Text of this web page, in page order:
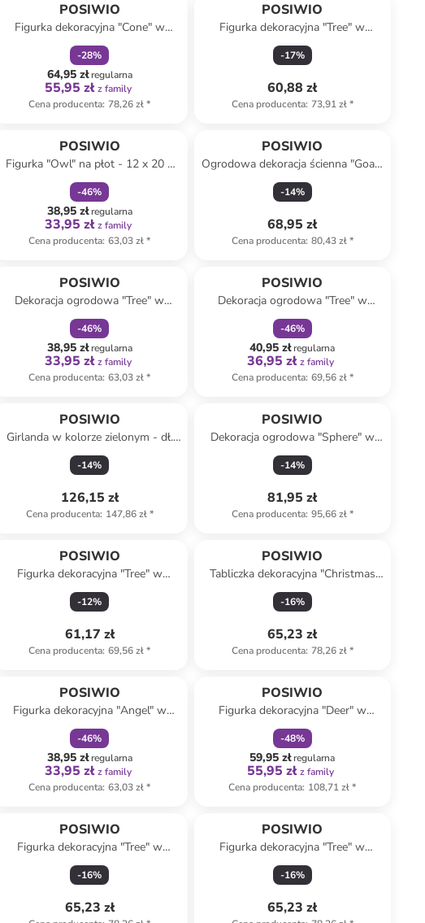
POSIWIO
Figurka dekoracyjna "Cone" w
kolorze szarym - 18,5 x 12 x 12 cm
-28%
64,95 złregularna
55,95 zł z family
Cena producenta: 78,26 zł*
POSIWIO
Figurka dekoracyjna "Tree" w
kolorze czerwonym - 17 x 28 x 5
cm
-17%
60,88 zł
Cena producenta: 73,91 zł*
POSIWIO
Figurka "Owl" na płot - 12 x 20 x
10 cm (produkt niespodzianka)
-46%
38,95 złregularna
33,95 zł z family
Cena producenta: 63,03 zł*
POSIWIO
Ogrodowa dekoracja ścienna "Goat"
w kolorze czarnym - 20 x 35 x 3 cm
-14%
68,95 zł
Cena producenta: 80,43 zł*
POSIWIO
Dekoracja ogrodowa "Tree" w
kolorze jasnobrązowym - 28 x 29
cm
-46%
38,95 złregularna
33,95 zł z family
Cena producenta: 63,03 zł*
POSIWIO
Dekoracja ogrodowa "Tree" w
kolorze jasnobrązowym - 25 x 32,5
cm
-46%
40,95 złregularna
36,95 zł z family
Cena producenta: 69,56 zł*
POSIWIO
Girlanda w kolorze zielonym - dł.
173 cm
-14%
126,15 zł
Cena producenta: 147,86 zł*
POSIWIO
Dekoracja ogrodowa "Sphere" w
kolorze czerwonym - wys. 21 x Ø
15 cm
-14%
81,95 zł
Cena producenta: 95,66 zł*
POSIWIO
Figurka dekoracyjna "Tree" w
kolorze zielono-białym - 17 x 40 cm
-12%
61,17 zł
Cena producenta: 69,56 zł*
POSIWIO
Tabliczka dekoracyjna "Christmas
mail" w kolorze czerwonym - 40 x
18 x 3 cm
-16%
65,23 zł
Cena producenta: 78,26 zł*
POSIWIO
Figurka dekoracyjna "Angel" w
kolorze beżowym - 13,5 x 27 x 5
cm
-46%
38,95 złregularna
33,95 zł z family
Cena producenta: 63,03 zł*
POSIWIO
Figurka dekoracyjna "Deer" w
kolorze czarnym - 12,5 x 25,5 x 8
cm
-48%
59,95 złregularna
55,95 zł z family
Cena producenta: 108,71 zł*
POSIWIO
Figurka dekoracyjna "Tree" w
kolorze białym - 49 x 61 cm
-16%
65,23 zł
POSIWIO
Figurka dekoracyjna "Tree" w
kolorze złotym - 14,5 x 21 x 5 cm
-16%
65,23 zł